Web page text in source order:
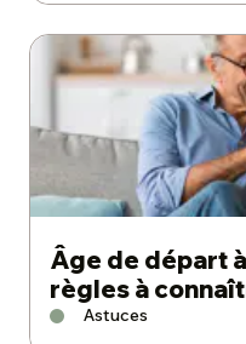
Âge de départ
règles à
Astuces